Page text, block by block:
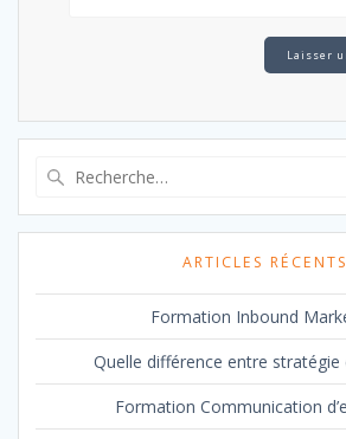
:
ARTICLES RÉCENTS
Formation Inbound
Quelle différence entre stratégie
Formation Communication